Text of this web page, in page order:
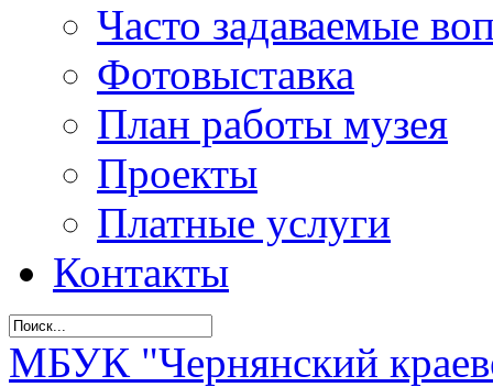
Часто задаваемые
Фотовыставка
План работы музея
Проекты
Платные услуги
Контакты
МБУК "Чернянский